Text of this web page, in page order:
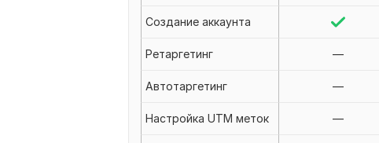
Создание аккаунта
Ретаргетинг —
Автотаргетинг —
Настройка UTM меток —